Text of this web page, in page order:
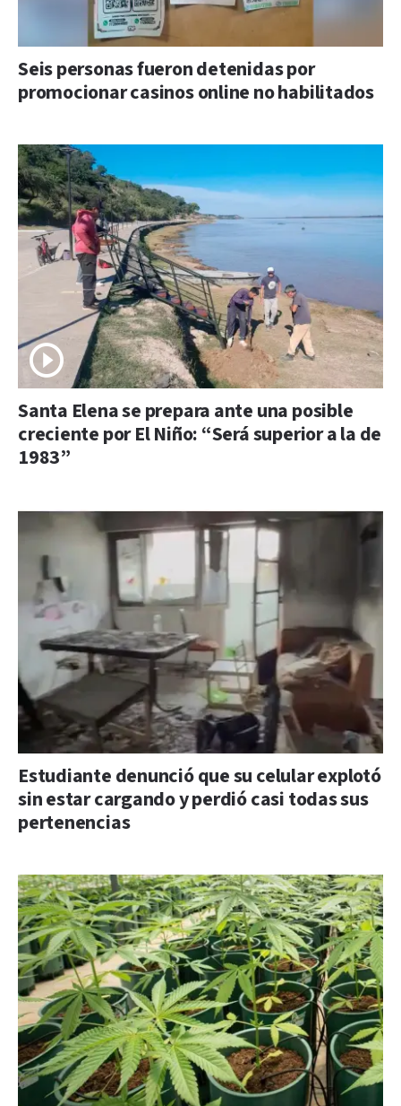
Seis personas fueron detenidas por
promocionar casinos online no habilitados
Santa Elena se prepara ante una posible
creciente por El Niño: “Será superior a la de
1983”
Estudiante denunció que su celular explotó
sin estar cargando y perdió casi todas sus
pertenencias